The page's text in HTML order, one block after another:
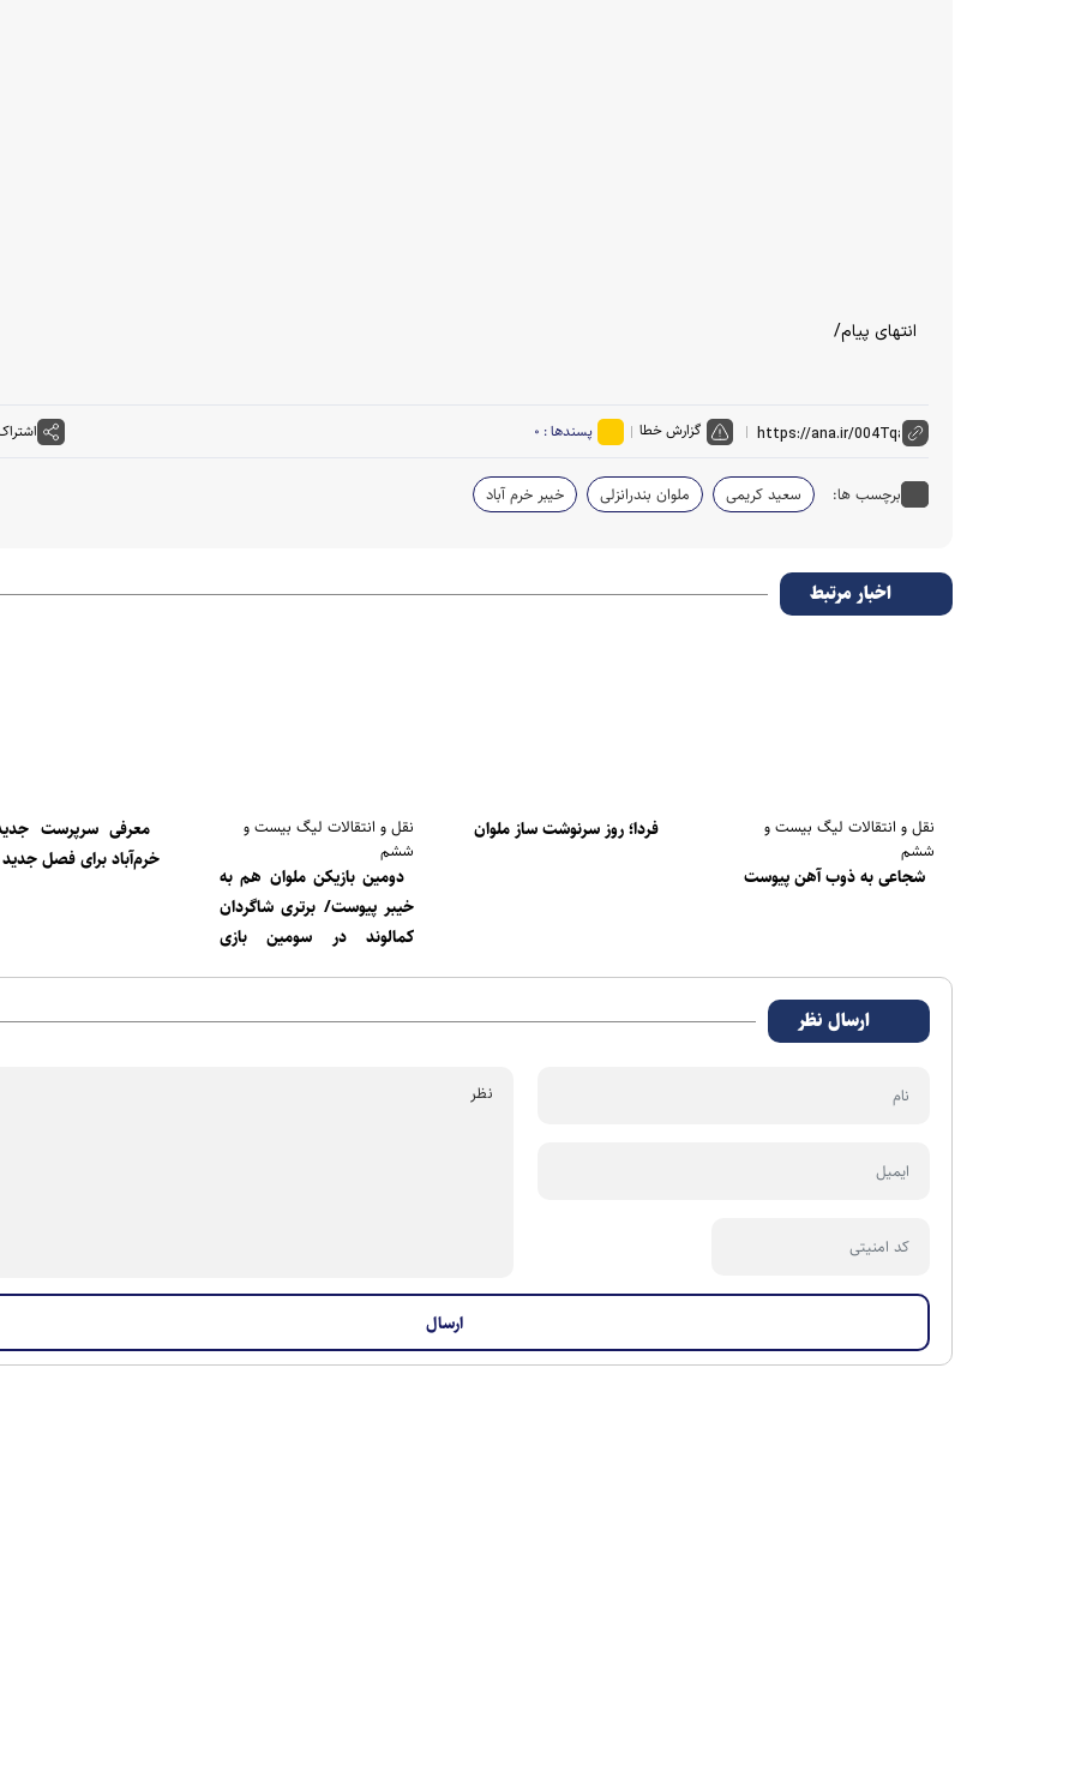
انتهای پیام/
گزارش خطا پسندها : ۰
برچسب ها: سعید کریمی ملوان بندرانزلی خیبر خرم آباد
اخبار مرتبط
نقل و انتقالات لیگ بیست و
ششم
شجاعی به ذوب آهن پیوست
فردا؛ روز سرنوشت ساز ملوان
نقل و انتقالات لیگ بیست و
ششم
دومین بازیکن ملوان هم به
خیبر پیوست/ برتری شاگردان
کمالوند در سومین بازی
معرفی سرپرست
خرم‌آباد برای فصل جدید
ارسال نظر